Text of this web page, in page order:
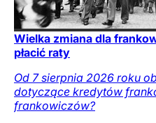
Wielka zmiana dla
płacić raty
Od 7 sierpnia 2026 roku
dotyczące kredytów
frankowiczów?